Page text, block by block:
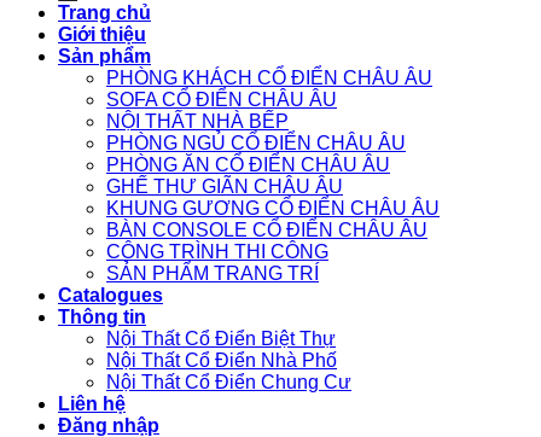
Trang chủ
Giới thiệu
Sản phẩm
PHÒNG KHÁCH CỔ ĐIỂN CHÂU ÂU
SOFA CỔ ĐIỂN CHÂU ÂU
NỘI THẤT NHÀ BẾP
PHÒNG NGỦ CỔ ĐIỂN CHÂU ÂU
PHÒNG ĂN CỔ ĐIỂN CHÂU ÂU
GHẾ THƯ GIÃN CHÂU ÂU
KHUNG GƯƠNG CỔ ĐIỂN CHÂU ÂU
BÀN CONSOLE CỔ ĐIỂN CHÂU ÂU
CÔNG TRÌNH THI CÔNG
SẢN PHẨM TRANG TRÍ
Catalogues
Thông tin
Nội Thất Cổ Điển Biệt Thự
Nội Thất Cổ Điển Nhà Phố
Nội Thất Cổ Điển Chung Cư
Liên hệ
Đăng nhập